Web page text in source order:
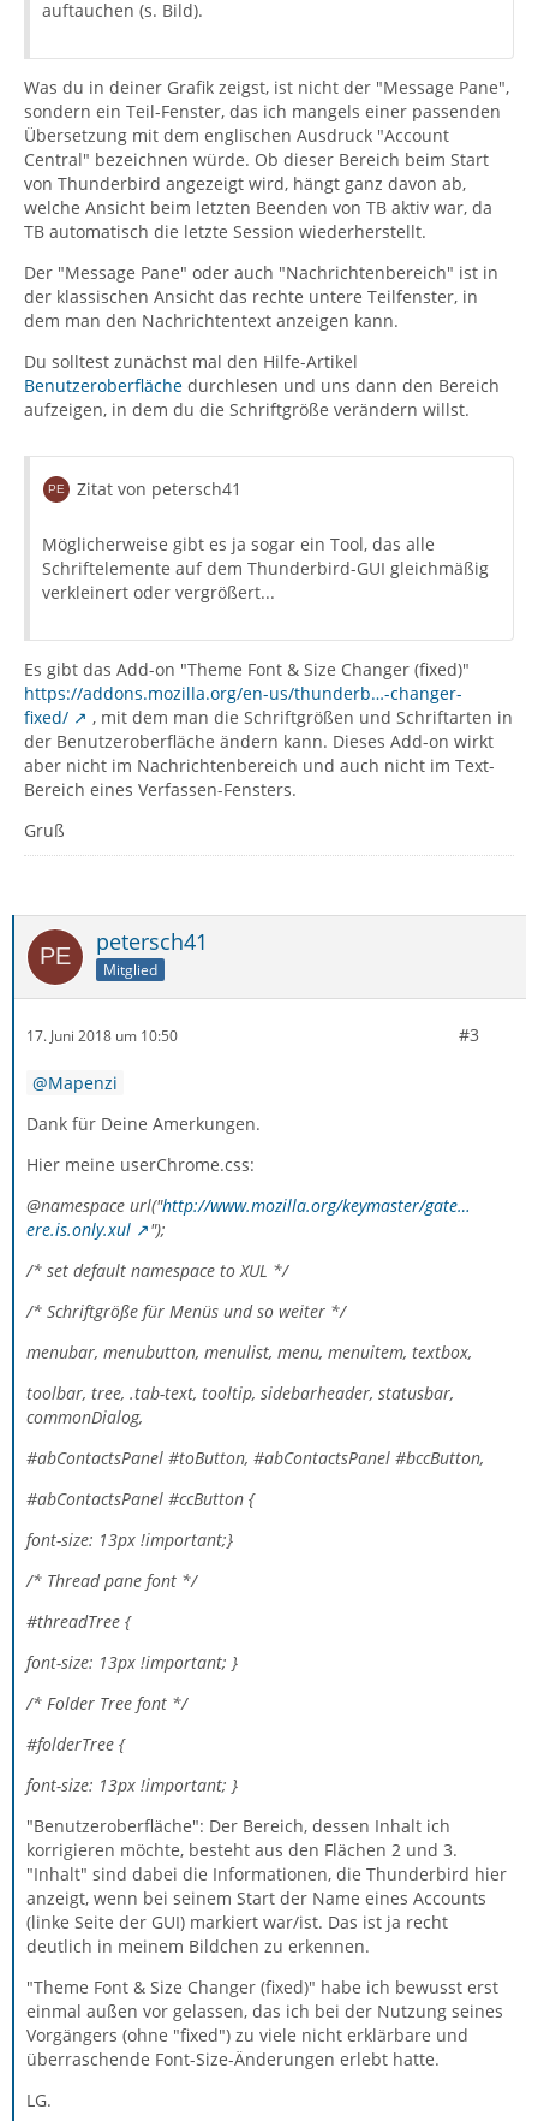
auftauchen (s. Bild).
Was du in deiner Grafik zeigst, ist nicht der "Message Pane",
sondern ein Teil-Fenster, das ich mangels einer passenden
Übersetzung mit dem englischen Ausdruck "Account
Central" bezeichnen würde. Ob dieser Bereich beim Start
von Thunderbird angezeigt wird, hängt ganz davon ab,
welche Ansicht beim letzten Beenden von TB aktiv war, da
TB automatisch die letzte Session wiederherstellt.
Der "Message Pane" oder auch "Nachrichtenbereich" ist in
der klassischen Ansicht das rechte untere Teilfenster, in
dem man den Nachrichtentext anzeigen kann.
Du solltest zunächst mal den Hilfe-Artikel
Benutzeroberfläche durchlesen und uns dann den Bereich
aufzeigen, in dem du die Schriftgröße verändern willst.
Zitat von petersch41
Möglicherweise gibt es ja sogar ein Tool, das alle
Schriftelemente auf dem Thunderbird-GUI gleichmäßig
verkleinert oder vergrößert...
Es gibt das Add-on "Theme Font & Size Changer (fixed)"
https://addons.mozilla.org/en-us/thunderb…-changer-
fixed/
, mit dem man die Schriftgrößen und Schriftarten in
der Benutzeroberfläche ändern kann. Dieses Add-on wirkt
aber nicht im Nachrichtenbereich und auch nicht im Text-
Bereich eines Verfassen-Fensters.
Gruß
petersch41
Mitglied
17. Juni 2018 um 10:50 #3
Mapenzi
Dank für Deine Amerkungen.
Hier meine userChrome.css:
@namespace url("http://www.mozilla.org/keymaster/gate…
ere.is.only.xul
");
/* set default namespace to XUL */
/* Schriftgröße für Menüs und so weiter */
menubar, menubutton, menulist, menu, menuitem, textbox,
toolbar, tree, .tab-text, tooltip, sidebarheader, statusbar,
commonDialog,
#abContactsPanel #toButton, #abContactsPanel #bccButton,
#abContactsPanel #ccButton {
font-size: 13px !important;}
/* Thread pane font */
#threadTree {
font-size: 13px !important; }
/* Folder Tree font */
#folderTree {
font-size: 13px !important; }
"Benutzeroberfläche": Der Bereich, dessen Inhalt ich
korrigieren möchte, besteht aus den Flächen 2 und 3.
"Inhalt" sind dabei die Informationen, die Thunderbird hier
anzeigt, wenn bei seinem Start der Name eines Accounts
(linke Seite der GUI) markiert war/ist. Das ist ja recht
deutlich in meinem Bildchen zu erkennen.
"Theme Font & Size Changer (fixed)" habe ich bewusst erst
einmal außen vor gelassen, das ich bei der Nutzung seines
Vorgängers (ohne "fixed") zu viele nicht erklärbare und
überraschende Font-Size-Änderungen erlebt hatte.
LG.